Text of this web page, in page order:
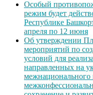
Особый
режим будет
Республике
апреля по 12 июня
Об утверждении
мероприятий по
условий для
направленных на
межнационального